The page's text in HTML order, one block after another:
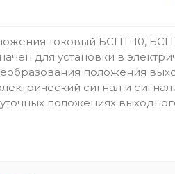
токовый БСПТ-10,
для установки в
положения
сигнал и
положениях